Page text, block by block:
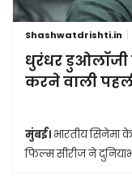
Shashwatdrishti.in
धुरंधर डुओलॉजी
करने वाली
मुंबई। भारतीय सिनेमा
फिल्म सीरीज ने